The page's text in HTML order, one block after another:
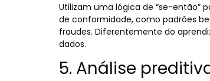
Utilizam uma lógica de “se-então”
de conformidade, como padrões
fraudes. Diferentemente do
dados.
5. Análise